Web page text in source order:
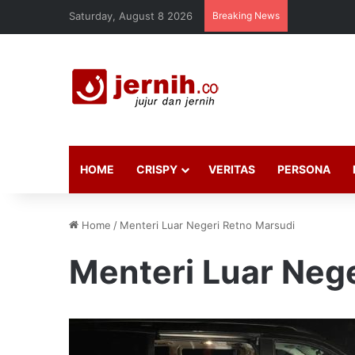
Saturday, August 8 2026 Breaking News
HOME CRISPY VERITAS PERSONA
Home / Menteri Luar Negeri Retno Marsudi
Menteri Luar